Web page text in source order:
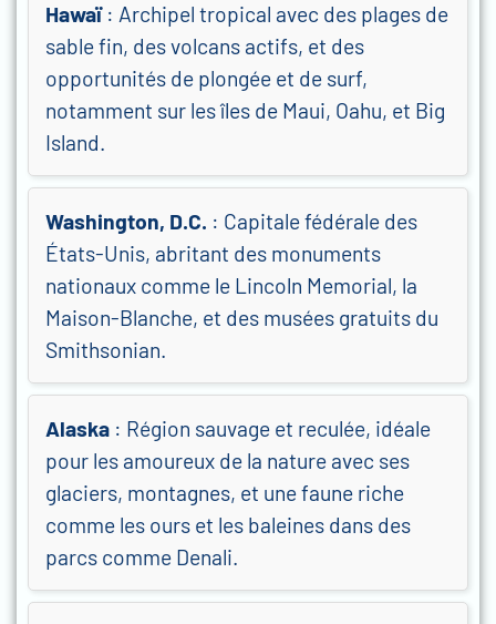
Hawaï: Archipel tropical avec des plages de
sable fin, des volcans actifs, et des
opportunités de plongée et de surf,
notamment sur les îles de Maui, Oahu, et Big
Island.
Washington, D.C. : Capitale fédérale des
États-Unis, abritant des monuments
nationaux comme le Lincoln Memorial, la
Maison-Blanche, et des musées gratuits du
Smithsonian.
Alaska : Région sauvage et reculée, idéale
pour les amoureux de la nature avec ses
glaciers, montagnes, et une faune riche
comme les ours et les baleines dans des
parcs comme Denali.